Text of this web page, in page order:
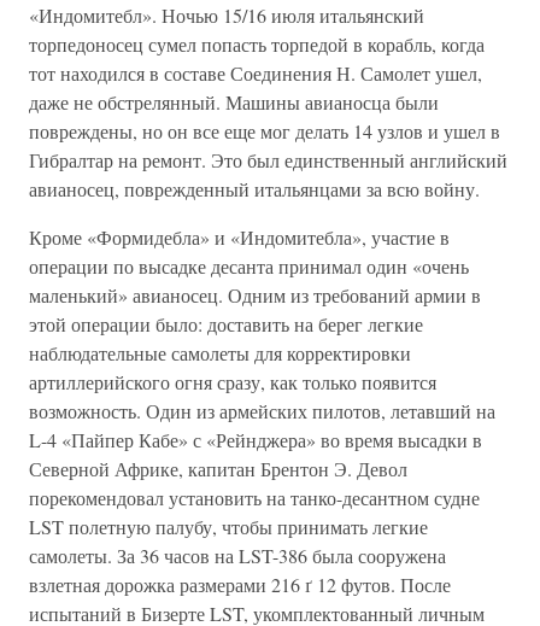
«Индомитебл». Ночью 15/16 июля итальянский
торпедоносец сумел попасть торпедой в корабль, когда
тот находился в составе Соединения Н. Самолет ушел,
даже не обстрелянный. Машины авианосца были
повреждены, но он все еще мог делать 14 узлов и ушел в
Гибралтар на ремонт. Это был единственный английский
авианосец, поврежденный итальянцами за всю войну.
Кроме «Формидебла» и «Индомитебла», участие в
операции по высадке десанта принимал один «очень
маленький» авианосец. Одним из требований армии в
этой операции было: доставить на берег легкие
наблюдательные самолеты для корректировки
артиллерийского огня сразу, как только появится
возможность. Один из армейских пилотов, летавший на
L-4 «Пайпер Кабе» с «Рейнджера» во время высадки в
Северной Африке, капитан Брентон Э. Девол
порекомендовал установить на танко-десантном судне
LST полетную палубу, чтобы принимать легкие
самолеты. За 36 часов на LST-386 была сооружена
взлетная дорожка размерами 216 ґ 12 футов. После
испытаний в Бизерте LST, укомплектованный личным